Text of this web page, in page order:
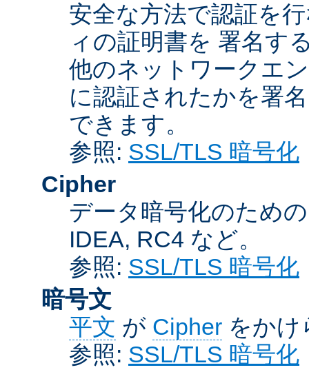
安全な方法で認証を
ィの証明書を 署名す
他のネットワークエ
に認証されたかを署
できます。
参照: SSL/TLS 暗号化
Cipher
データ暗号化のため
IDEA, RC4 など。
参照: SSL/TLS 暗号化
暗号文
平文 が Cipher をかけ
参照: SSL/TLS 暗号化